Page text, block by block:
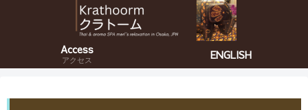
Access
アクセス ENGLISH